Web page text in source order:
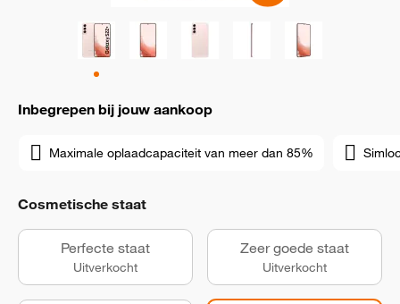
Inbegrepen bij jouw aankoop
Maximale oplaadcapaciteit van meer dan 85%
Cosmetische staat
Perfecte staat
Uitverkocht
Zeer goede staat
Uitverkocht